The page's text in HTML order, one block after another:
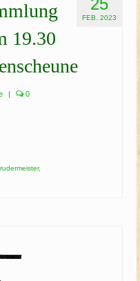
25
FEB. 2023
19.30
| 0
,